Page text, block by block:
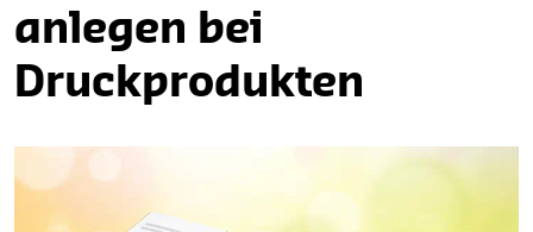
anlegen bei
Druckprodukten